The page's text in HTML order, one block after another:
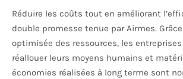
Réduire les coûts tout en améliorant
double promesse tenue par Airmes.
optimisée des ressources, les
réallouer leurs moyens humains et
économies réalisées à long terme sont